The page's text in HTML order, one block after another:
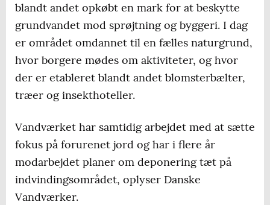
blandt andet opkøbt en mark for at beskytte
grundvandet mod sprøjtning og byggeri. I dag
er området omdannet til en fælles naturgrund,
hvor borgere mødes om aktiviteter, og hvor
der er etableret blandt andet blomsterbælter,
træer og insekthoteller.
Vandværket har samtidig arbejdet med at sætte
fokus på forurenet jord og har i flere år
modarbejdet planer om deponering tæt på
indvindingsområdet, oplyser Danske
Vandværker.